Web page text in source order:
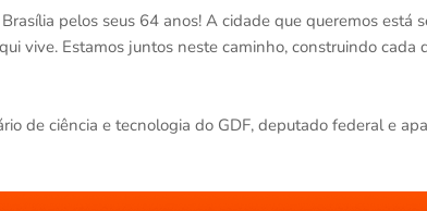
pelos seus 64 anos! A cidade que queremos está
vive. Estamos juntos neste caminho, construindo cada
de ciência e tecnologia do GDF, deputado federal e